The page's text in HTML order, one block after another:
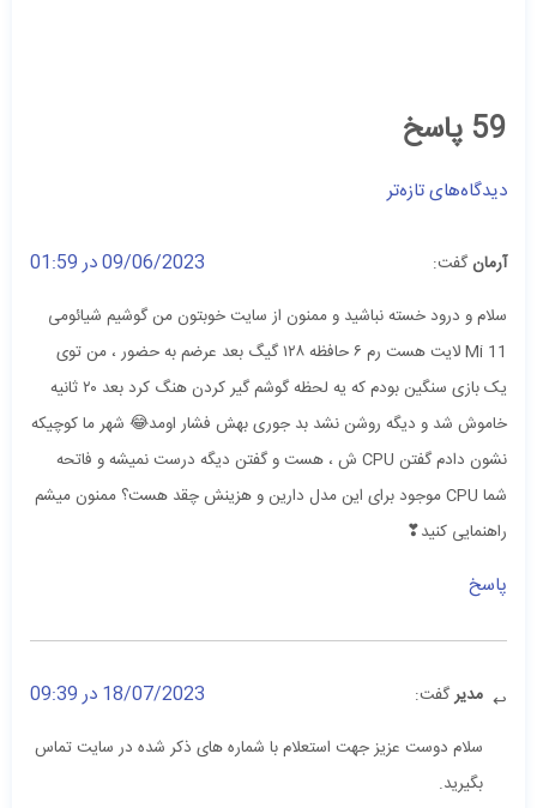
59 پاسخ
دیدگاه‌های تازه‌تر
آرمان گفت: 09/06/2023 در 01:59
سلام و درود خسته نباشید و ممنون از سایت خوبتون من گوشیم شیائومی
Mi 11 لایت هست رم ۶ حافظه ۱۲۸ گیگ بعد عرضم به حضور ، من توی
یک بازی سنگین بودم که یه لحظه گوشم گیر کردن هنگ کرد بعد ۲۰ ثانیه
خاموش شد و دیگه روشن نشد بد جوری بهش فشار اومد😂 شهر ما کوچیکه
نشون دادم گفتن CPU ش ، هست و گفتن دیگه درست نمیشه و فاتحه
شما CPU موجود برای این مدل دارین و هزینش چقد هست؟ ممنون میشم
راهنمایی کنید❣
پاسخ
مدیرگفت: 18/07/2023 در 09:39
سلام دوست عزیز جهت استعلام با شماره های ذکر شده در سایت تماس
بگیرید.